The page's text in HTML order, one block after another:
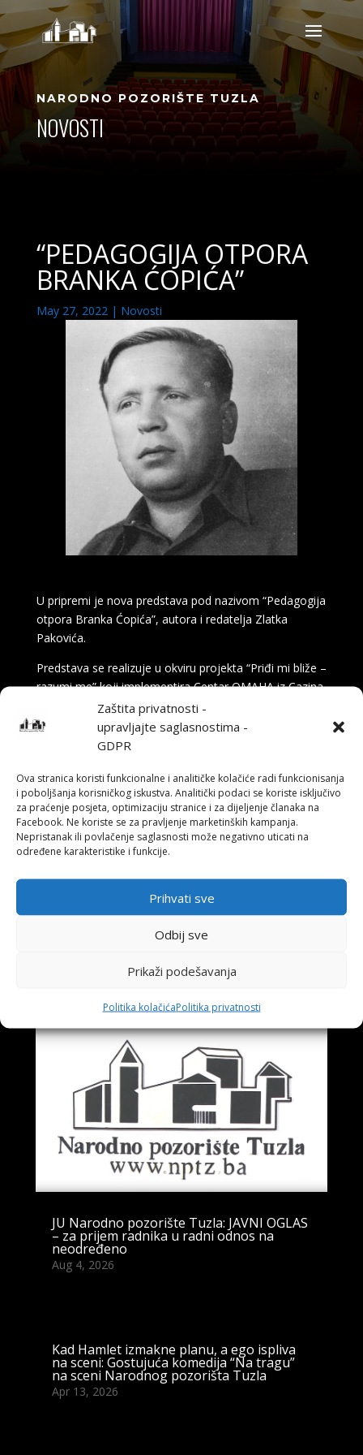
Zaštita privatnosti -
upravljajte saglasnostima -
GDPR
Ova stranica koristi funkcionalne i analitičke kolačiće radi funkcionisanja
i poboljšanja korisničkog iskustva. Analitički podaci se koriste isključivo
za praćenje posjeta, optimizaciju stranice i za dijeljenje članaka na
Facebook. Ne koriste se za pravljenje marketinških kampanja.
Nepristanak ili povlačenje saglasnosti može negativno uticati na
određene karakteristike i funkcije.
Prihvati sve
Odbij sve
Prikaži podešavanja
Politika kolačićaPolitika privatnosti
NARODNO POZORIŠTE TUZLA
NOVOSTI
“PEDAGOGIJA OTPORA
BRANKA ĆOPIĆA”
May 27, 2022| Novosti
U pripremi je nova predstava pod nazivom “Pedagogija
otpora Branka Ćopića”, autora i redatelja Zlatka
Pakovića.
Predstava se realizuje u okviru projekta “Priđi mi bliže –
razumi me” koji implementira Centar OMAHA iz Cazina,
a koproducenti na projektu su Kulturni centar Bihać,
naše Narodno pozorište Tuzla i Kulturni centar Novi
Više o predstavi na linku!
https://www.mixcloud.com/RadioUSK/emisija-aktuelno-
23052022-zlatko-paković/
Najava premijere KRALJ BETAJNOVE
Juni u Narodnom Pozorištu Tuzla→
Također pročitajte
JU Narodno pozorište Tuzla: JAVNI OGLAS
– za prijem radnika u radni odnos na
neodređeno
Aug 4, 2026
Kad Hamlet izmakne planu, a ego ispliva
na sceni: Gostujuća komedija “Na tragu”
na sceni Narodnog pozorišta Tuzla
Apr 13, 2026